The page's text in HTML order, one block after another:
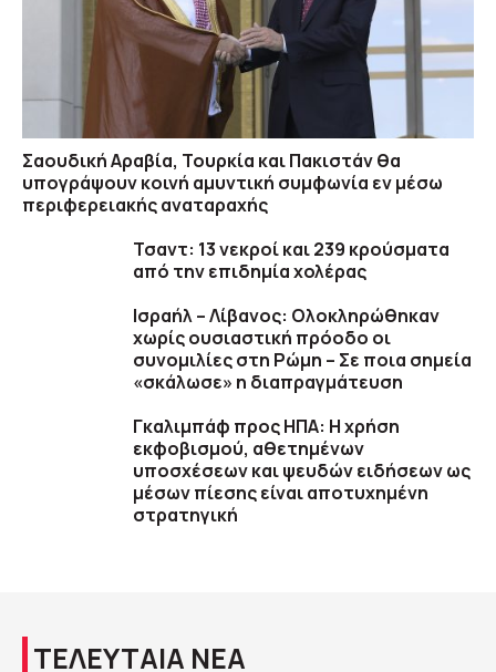
Σαουδική Αραβία, Τουρκία και Πακιστάν θα
υπογράψουν κοινή αμυντική συμφωνία εν μέσω
περιφερειακής αναταραχής
Τσαντ: 13 νεκροί και 239 κρούσματα
από την επιδημία χολέρας
Ισραήλ – Λίβανος: Ολοκληρώθηκαν
χωρίς ουσιαστική πρόοδο οι
συνομιλίες στη Ρώμη – Σε ποια σημεία
«σκάλωσε» η διαπραγμάτευση
Γκαλιμπάφ προς ΗΠΑ: Η χρήση
εκφοβισμού, αθετημένων
υποσχέσεων και ψευδών ειδήσεων ως
μέσων πίεσης είναι αποτυχημένη
στρατηγική
ΤΕΛΕΥΤΑΙΑ ΝΕΑ